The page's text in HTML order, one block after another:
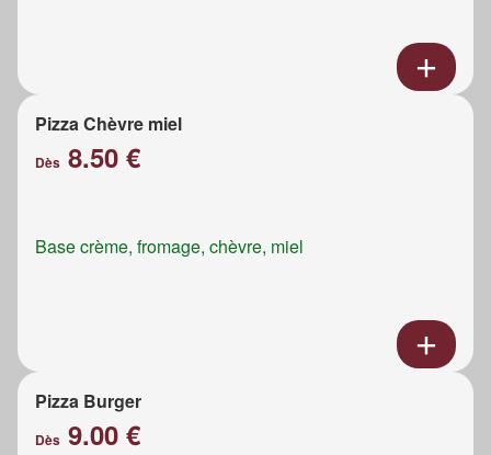
Pizza Chèvre miel
Dès 8.50 €
Base crème, fromage, chèvre, miel
Pizza Burger
Dès 9.00 €